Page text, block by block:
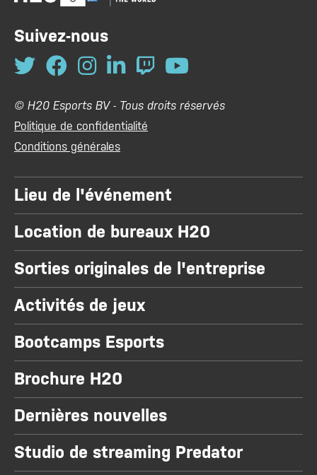
Suivez-nous
© H20 Esports BV - Tous droits réservés
Politique de confidentialité
Conditions générales
Lieu de l'événement
Location de bureaux H20
Sorties originales de l'entreprise
Activités de jeux
Bootcamps Esports
Brochure H20
Dernières nouvelles
Studio de streaming Predator